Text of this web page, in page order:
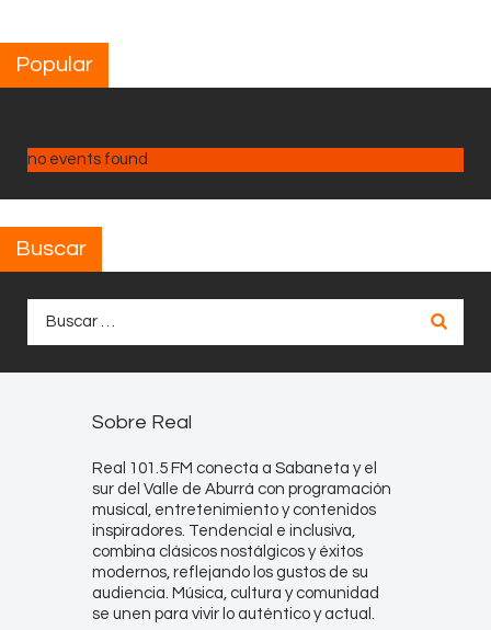
Popular
no events found
Buscar
Sobre Real
Real 101.5 FM conecta a Sabaneta y el
sur del Valle de Aburrá con programación
musical, entretenimiento y contenidos
inspiradores. Tendencial e inclusiva,
combina clásicos nostálgicos y éxitos
modernos, reflejando los gustos de su
audiencia. Música, cultura y comunidad
se unen para vivir lo auténtico y actual.